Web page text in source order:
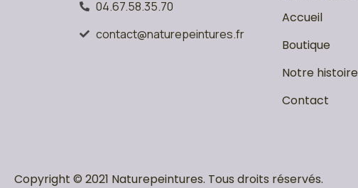
04.67.58.35.70
contact@naturepeintures.fr
Accueil
Boutique
Notre histoire
Contact
Copyright © 2021 Naturepeintures. Tous droits réservés.